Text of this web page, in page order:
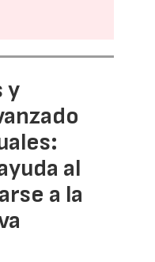
y
al
a la